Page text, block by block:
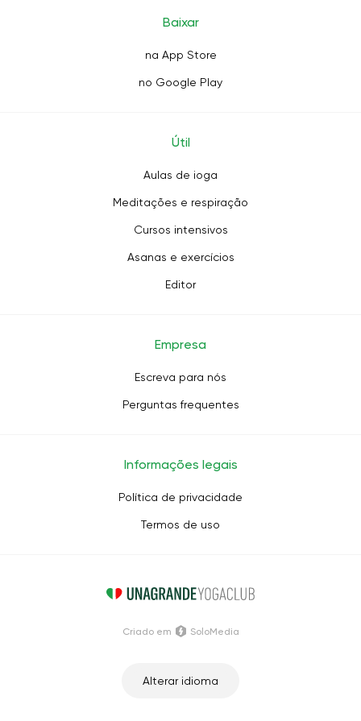
Baixar
na App Store
no Google Play
Útil
Aulas de ioga
Meditações e respiração
Cursos intensivos
Asanas e exercícios
Editor
Empresa
Escreva para nós
Perguntas frequentes
Informações legais
Política de privacidade
Termos de uso
Alterar idioma
Criado em SoloMedia